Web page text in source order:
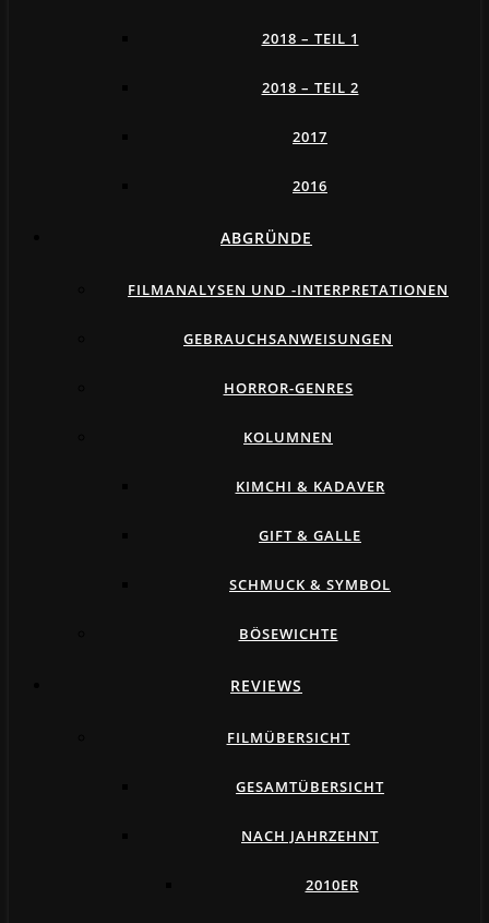
2018 – TEIL 1
2018 – TEIL 2
2017
2016
ABGRÜNDE
FILMANALYSEN UND -INTERPRETATIONEN
GEBRAUCHSANWEISUNGEN
HORROR-GENRES
KOLUMNEN
KIMCHI & KADAVER
GIFT & GALLE
SCHMUCK & SYMBOL
BÖSEWICHTE
REVIEWS
FILMÜBERSICHT
GESAMTÜBERSICHT
NACH JAHRZEHNT
2010ER